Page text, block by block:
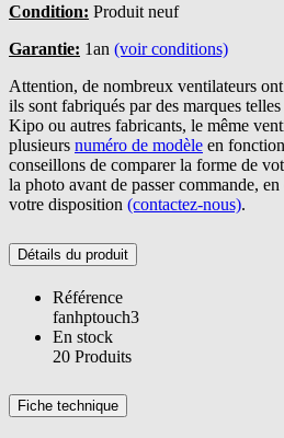
Condition: Produit neuf
Garantie: 1an (voir conditions)
Attention, de nombreux ventilateurs
ils sont fabriqués par des marques
Kipo ou autres fabricants, le même
plusieurs numéro de modèle en
conseillons de comparer la forme de
la photo avant de passer commande,
votre disposition (contactez-nous).
Détails du produit
Référence
fanhptouch3
En stock
20 Produits
Fiche technique